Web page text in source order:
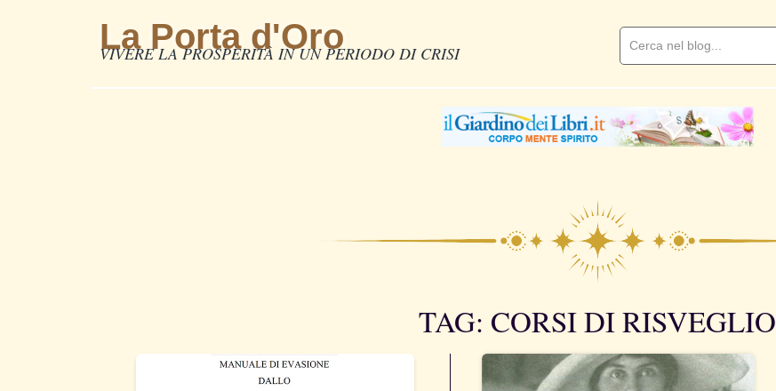
La Porta d'Oro
VIVERE LA PROSPERITÀ IN UN PERIODO DI CRISI
TAG: CORSI DI RISVEGLIO